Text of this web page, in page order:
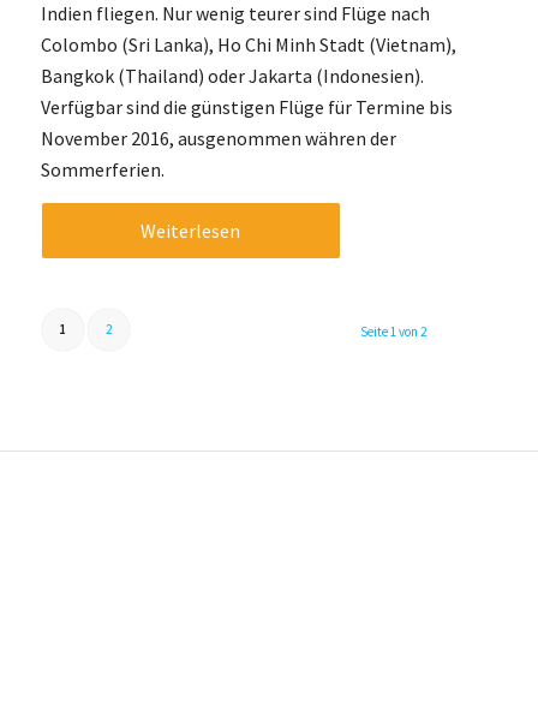
Indien fliegen. Nur wenig teurer sind Flüge nach
Colombo (Sri Lanka), Ho Chi Minh Stadt (Vietnam),
Bangkok (Thailand) oder Jakarta (Indonesien).
Verfügbar sind die günstigen Flüge für Termine bis
November 2016, ausgenommen währen der
Sommerferien.
Weiterlesen
Seite 1 von 2
1 2